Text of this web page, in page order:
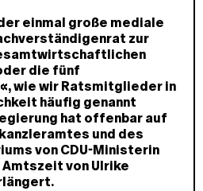
einmal große mediale
zur
die fünf
wie wir Ratsmitglieder in
häufig genannt
hat offenbar auf
und des
von CDU-Ministerin
von Ulrike